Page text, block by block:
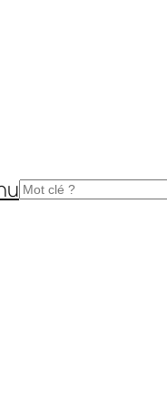
Rechercher